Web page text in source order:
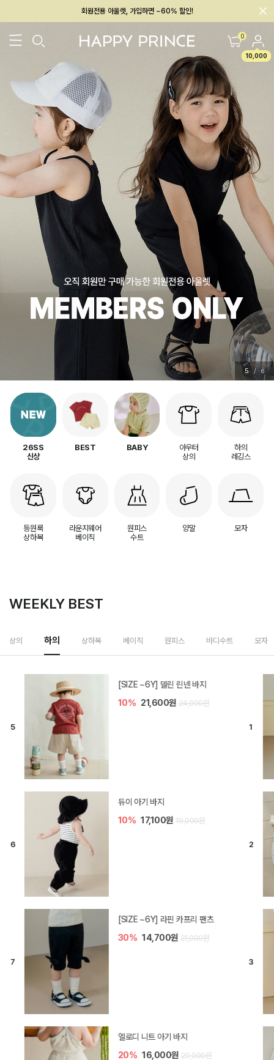
멤버십 최대 28,000원 혜택
0
10,000
26SS 신상 BEST BABY[6~12M] 아우터/상의 하의/레깅스
6 / 6
26SS
신상
BEST BABY
아우터
상의
하의
레깅스
등원룩
상하복
라운지웨어
베이직
원피스
수트
양말 모자
WEEKLY BEST
상의 하의 상하복 베이직 원피스 바디수트 모자
밀라 아기 셋업
20% 35,200원 44,000원
브렌 아기 블라우스 세트
10% 36,900원 41,000원
[SIZE ~6Y] 오뎃 라운지웨어
10% 20,700원 23,000원
[SIZE ~6Y] 블룸 플리츠 쓰리피스
셋업